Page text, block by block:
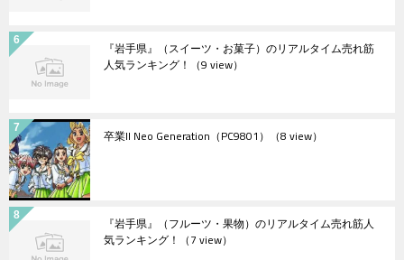
『岩手県』（スイーツ・お菓子）のリアルタイム売れ筋
人気ランキング！ （9 view）
卒業II Neo Generation（PC9801） （8 view）
『岩手県』（フルーツ・果物）のリアルタイム売れ筋人
気ランキング！ （7 view）